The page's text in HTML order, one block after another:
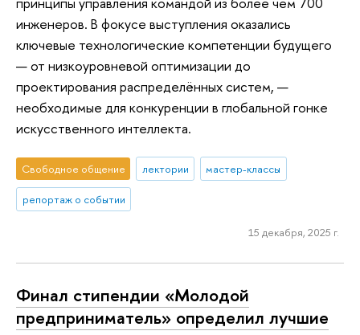
инженеров. В фокусе выступления оказались
ключевые технологические компетенции будущего
— от низкоуровневой оптимизации до
проектирования распределённых систем, —
необходимые для конкуренции в глобальной гонке
искусственного интеллекта.
Свободное общение лектории мастер-классы
репортаж о событии
15 декабря, 2025 г.
Финал стипендии «Молодой
предприниматель» определил лучшие